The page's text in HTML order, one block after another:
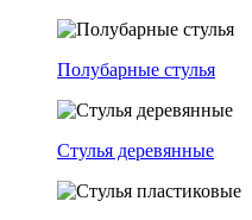
Полубарные стулья
Стулья деревянные